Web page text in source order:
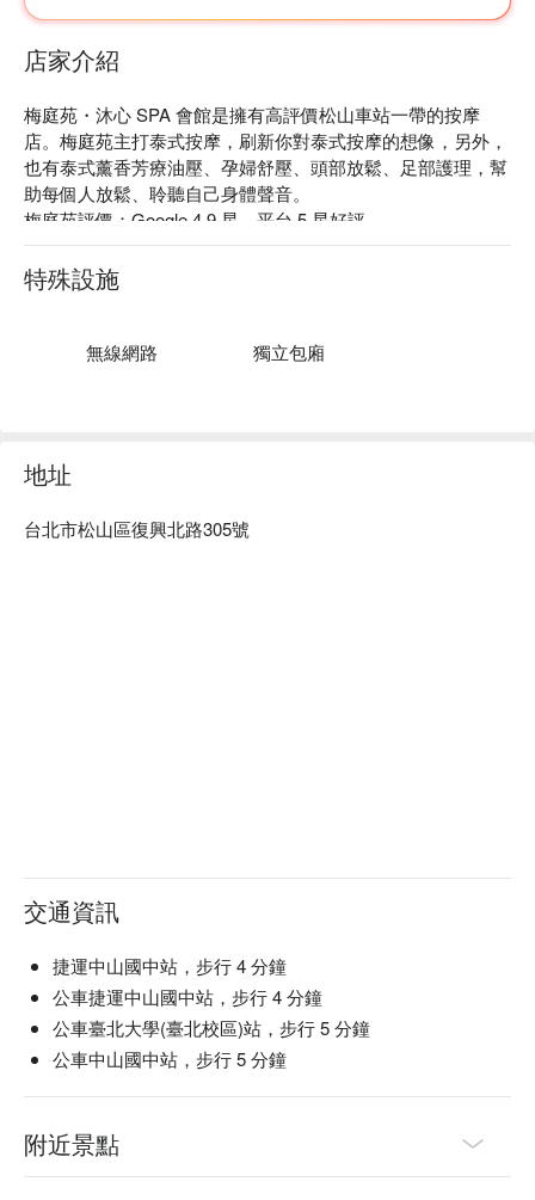
店家介紹
梅庭苑・沐心 SPA 會館是擁有高評價松山車站一帶的按摩
店。梅庭苑主打泰式按摩，刷新你對泰式按摩的想像，另外，
也有泰式薰香芳療油壓、孕婦舒壓、頭部放鬆、足部護理，幫
助每個人放鬆、聆聽自己身體聲音。
梅庭苑評價：Google 4.9 星、平台 5 星好評
梅庭苑以「 被動式瑜珈 」的泰式按摩為主，藉由按摩師專
業、熟練的技術，漸進式地舒展客人僵硬的身體，帶來最大程
度的放鬆與和諧。
區、到明亮乾淨的按摩區，都希望能讓客人身心靈回歸平靜的
特殊設施
無線網路 獨立包廂
地址
台北市松山區復興北路305號
交通資訊
捷運中山國中站，步行 4 分鐘
公車捷運中山國中站，步行 4 分鐘
公車臺北大學(臺北校區)站，步行 5 分鐘
公車中山國中站，步行 5 分鐘
附近景點